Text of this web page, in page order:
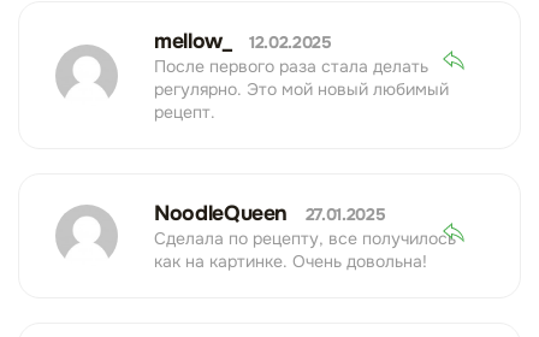
mellow_
12.02.2025
После первого раза стала делать
регулярно. Это мой новый любимый
рецепт.
NoodleQueen
27.01.2025
Сделала по рецепту, все получилось
как на картинке. Очень довольна!